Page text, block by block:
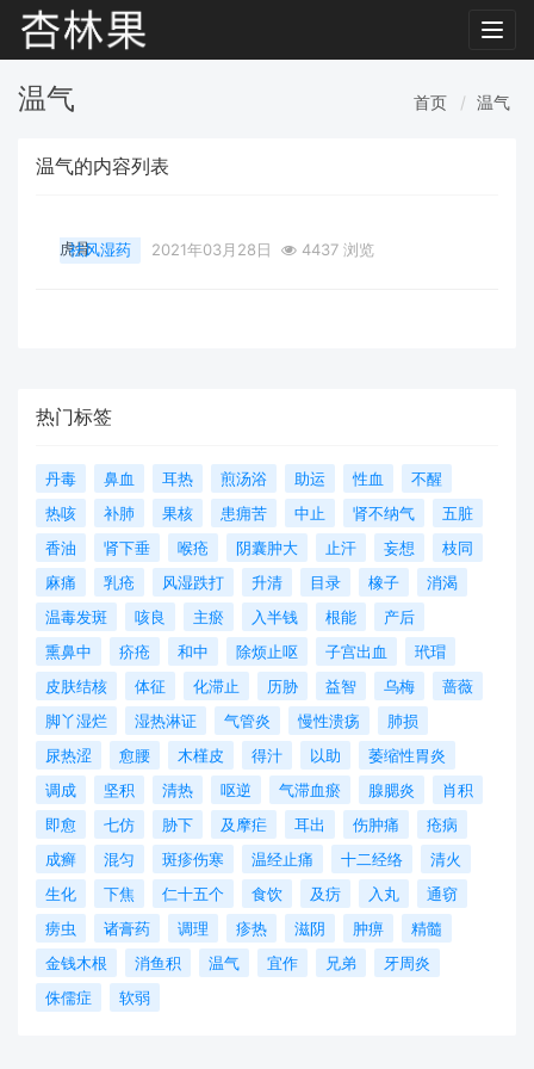
温气 首页 温气
温气的内容列表
虎骨
祛风湿药 2021年03月28日 4437 浏览
热门标签
丹毒 鼻血 耳热 煎汤浴 助运 性血
不醒
热咳
补肺 果核 患痈苦 中止 肾不纳气
五脏
香油
肾下垂 喉疮 阴囊肿大 止汗 妄想
枝同
麻痛
乳疮 风湿跌打 升清 目录 橡子
消渴
温毒发斑
咳良 主瘀 入半钱 根能
产后
熏鼻中
疥疮 和中 除烦止呕 子宫出血
玳瑁
皮肤结核
体征 化滞止 历胁 益智 乌梅
蔷薇
脚丫湿烂
湿热淋证 气管炎 慢性溃疡
肺损
尿热涩
愈腰 木槿皮 得汁 以助
萎缩性胃炎
调成
坚积 清热 呕逆 气滞血瘀 腺腮炎
肖积
即愈
七仿 胁下 及摩疟 耳出 伤肿痛
疮病
成癣
混匀 斑疹伤寒 温经止痛 十二经络
清火
生化
下焦 仁十五个 食饮 及疠 入丸
通窃
痨虫
诸膏药 调理 疹热 滋阴 肿痹
精髓
金钱木根
消鱼积 温气 宜作 兄弟
牙周炎
侏儒症
软弱